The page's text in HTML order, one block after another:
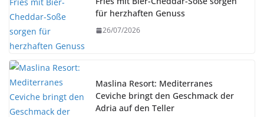
für herzhaften Genuss
26/07/2026
Maslina Resort: Mediterranes
Ceviche bringt den Geschmack der
Adria auf den Teller